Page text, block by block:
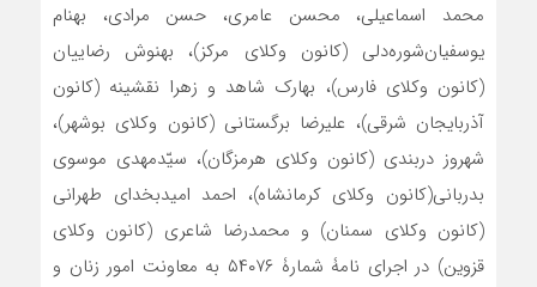
محمد اسماعیلی، محسن عامری، حسن مرادی، بهنام
یوسفیان‌شوره‌دلی (کانون وکلای مرکز)، بهنوش رضاییان
(کانون وکلای فارس)، بهارک شاهد و زهرا نقشینه (کانون
آذربایجان شرقی)، علیرضا برگستانی (کانون وکلای بوشهر)،
شهروز دربندی (کانون وکلای هرمزگان)، سیّدمهدی موسوی
بدربانی(کانون وکلای کرمانشاه)، احمد امیدبخدای طهرانی
(کانون وکلای سمنان) و محمدرضا شاعری (کانون وکلای
قزوین) در اجرای نامۀ شمارۀ ۵۴۰۷۶ به معاونت امور زنان و